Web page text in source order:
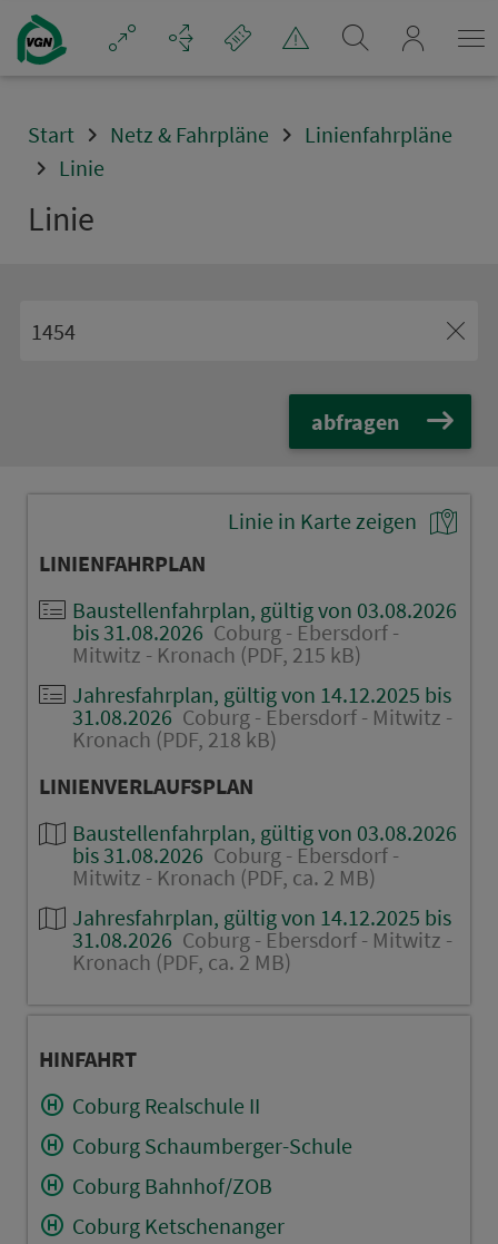
Navigation überspringen
Start Netz & Fahrpläne
Linienfahrpläne
Linie
Linie
abfragen
Linie in Karte zeigen
LINIENFAHRPLAN
Baustellenfahrplan, gültig von 03.08.2026
bis 31.08.2026 Coburg - Ebersdorf -
Mitwitz - Kronach (PDF, 215 kB)
Jahresfahrplan, gültig von 14.12.2025 bis
31.08.2026 Coburg - Ebersdorf - Mitwitz -
Kronach (PDF, 218 kB)
LINIENVERLAUFSPLAN
Baustellenfahrplan, gültig von 03.08.2026
bis 31.08.2026 Coburg - Ebersdorf -
Mitwitz - Kronach (PDF, ca. 2 MB)
Jahresfahrplan, gültig von 14.12.2025 bis
31.08.2026 Coburg - Ebersdorf - Mitwitz -
Kronach (PDF, ca. 2 MB)
HINFAHRT
Coburg Realschule II
Coburg Schaumberger-Schule
Coburg Bahnhof/ZOB
Coburg Ketschenanger